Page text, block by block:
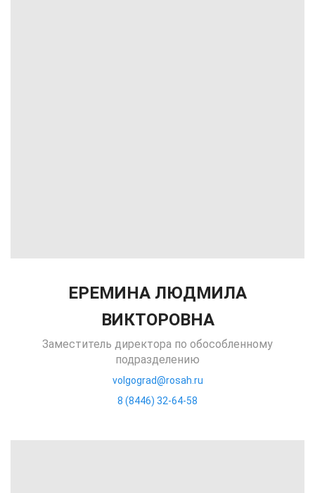
ЕРЕМИНА ЛЮДМИЛА
ВИКТОРОВНА
Заместитель директора по обособленному
подразделению
volgograd@rosah.ru
8 (8446) 32-64-58